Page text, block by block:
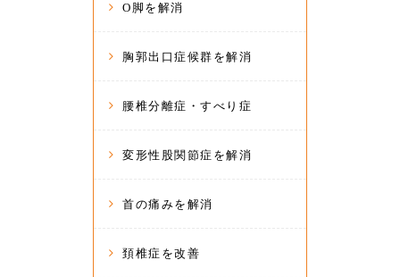
O脚を解消
胸郭出口症候群を解消
腰椎分離症・すべり症
変形性股関節症を解消
首の痛みを解消
頚椎症を改善